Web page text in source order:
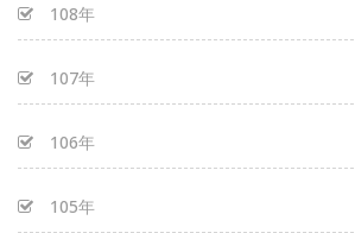
108年
107年
106年
105年